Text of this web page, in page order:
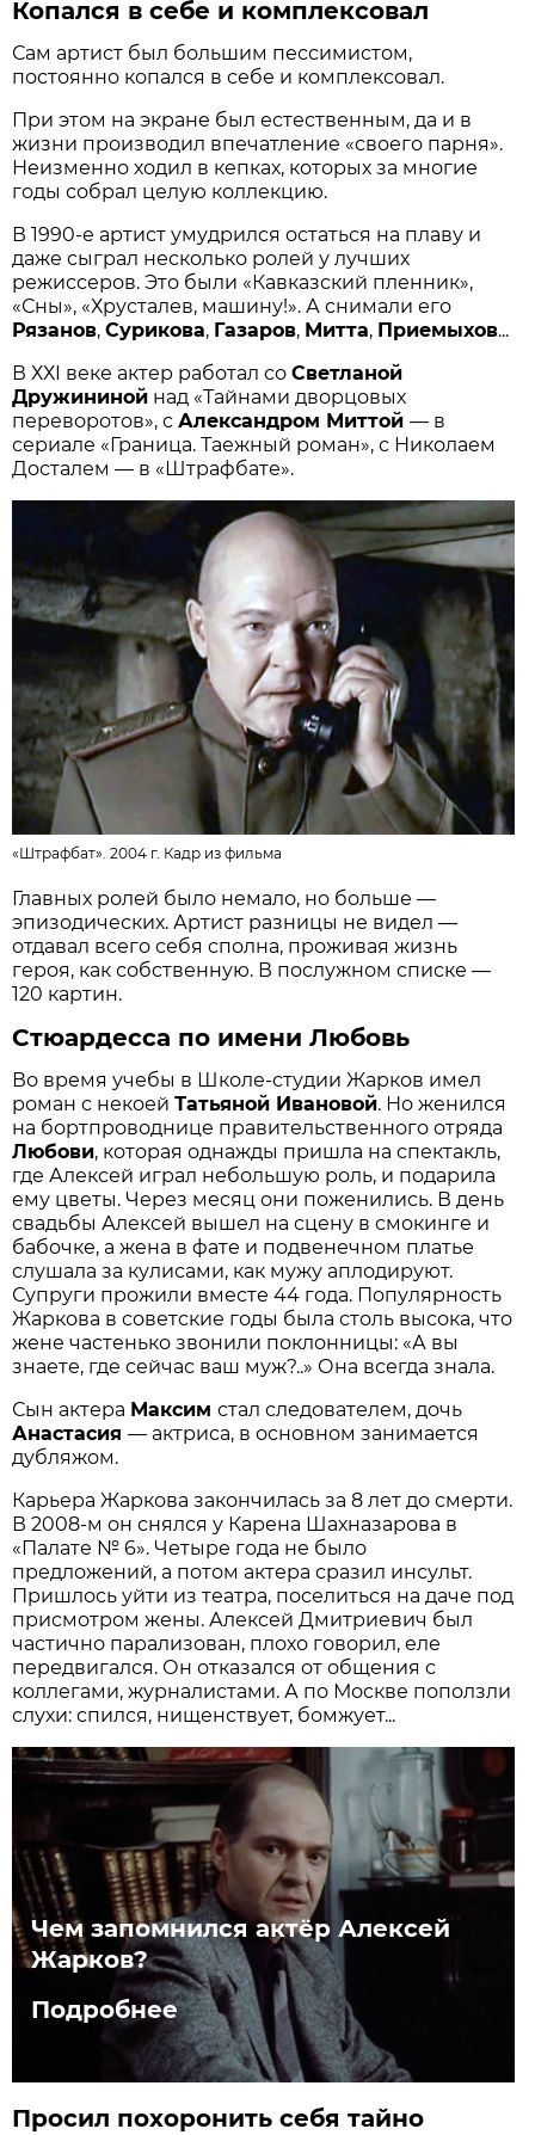
Копался в себе и комплексовал
Сам артист был большим пессимистом,
постоянно копался в себе и комплексовал.
При этом на экране был естественным, да и в
жизни производил впечатление «своего парня».
Неизменно ходил в кепках, которых за многие
годы собрал целую коллекцию.
В 1990-е артист умудрился остаться на плаву и
даже сыграл несколько ролей у лучших
режиссеров. Это были «Кавказский пленник»,
«Сны», «Хрусталев, машину!». А снимали его
Рязанов,Сурикова, Газаров, Митта, Приемыхов...
В ХХI веке актер работал соСветланой
Дружининой над «Тайнами дворцовых
переворотов», сАлександром Миттой— в
сериале «Граница. Таежный роман», с Николаем
Досталем — в «Штрафбате».
«Штрафбат». 2004 г. Кадр из фильма
Главных ролей было немало, но больше —
эпизодических. Артист разницы не видел —
отдавал всего себя сполна, проживая жизнь
героя, как собственную. В послужном списке —
120 картин.
Стюардесса по имени Любовь
Во время учебы в Школе-студии Жарков имел
роман с некоейТатьяной Ивановой. Но женился
на бортпроводнице правительственного отряда
Любови, которая однажды пришла на спектакль,
где Алексей играл небольшую роль, и подарила
ему цветы. Через месяц они поженились. В день
свадьбы Алексей вышел на сцену в смокинге и
бабочке, а жена в фате и подвенечном платье
слушала за кулисами, как мужу аплодируют.
Супруги прожили вместе 44 года. Популярность
Жаркова в советские годы была столь высока, что
жене частенько звонили поклонницы: «А вы
знаете, где сейчас ваш муж?..» Она всегда знала.
Сын актера Максимстал следователем, дочь
Анастасия— актриса, в основном занимается
дубляжом.
Карьера Жаркова закончилась за 8 лет до смерти.
В 2008-м он снялся у Карена Шахназарова в
«Палате № 6». Четыре года не было
предложений, а потом актера сразил инсульт.
Пришлось уйти из театра, поселиться на даче под
присмотром жены. Алексей Дмитриевич был
частично парализован, плохо говорил, еле
передвигался. Он отказался от общения с
коллегами, журналистами. А по Москве поползли
слухи: спился, нищенствует, бомжует...
Чем запомнился актёр Алексей
Жарков?
Подробнее
Просил похоронить себя тайно